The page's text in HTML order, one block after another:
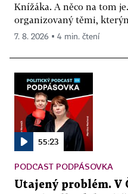
Knížáka. A něco na tom
organizovaný těmi,
7. 8. 2026 ▪ 4 min. čtení
55:23
PODCAST PODPÁSOVKA
Utajený problém. V